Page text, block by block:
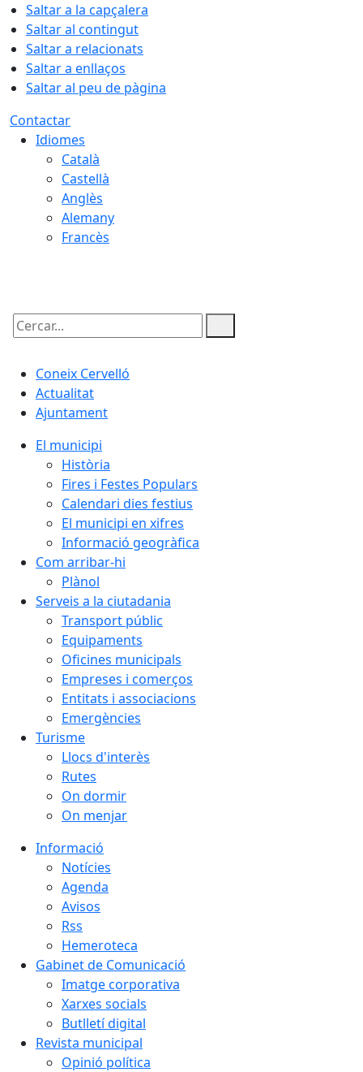
Saltar a la capçalera
Saltar al contingut
Saltar a relacionats
Saltar a enllaços
Saltar al peu de pàgina
Contactar
Idiomes
Català
Castellà
Anglès
Alemany
Francès
Cercar:
Coneix Cervelló
Actualitat
Ajuntament
El municipi
Història
Fires i Festes Populars
Calendari dies festius
El municipi en xifres
Informació geogràfica
Com arribar-hi
Plànol
Serveis a la ciutadania
Transport públic
Equipaments
Oficines municipals
Empreses i comerços
Entitats i associacions
Emergències
Turisme
Llocs d'interès
Rutes
On dormir
On menjar
Informació
Notícies
Agenda
Avisos
Rss
Hemeroteca
Gabinet de Comunicació
Imatge corporativa
Xarxes socials
Butlletí digital
Revista municipal
Opinió política